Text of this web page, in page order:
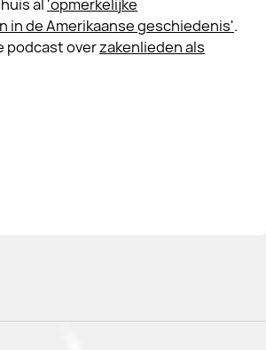
al 'opmerkelijke
in de Amerikaanse geschiedenis'.
podcast overzakenlieden als